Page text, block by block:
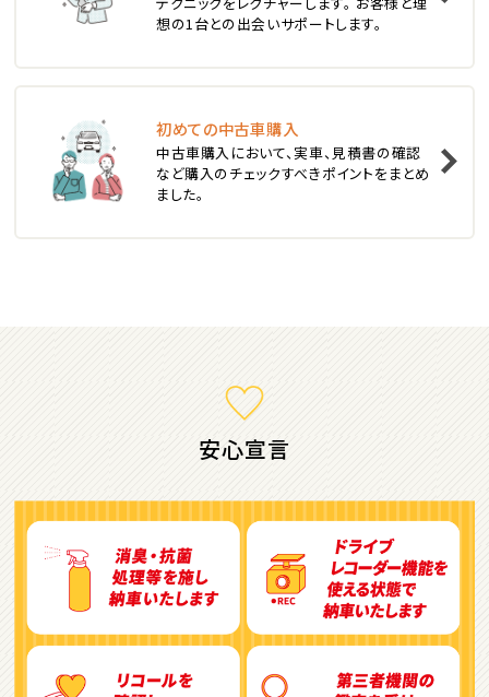
スバル
レガシィツーリングワゴン
3位
トヨタ
カローラフィールダー
2
アルファード
位
トヨタ
ヴォクシー
想の1台との出会いサポートします。
初めての中古車購入
中古車購入において、実車、見積書の確認
など購入のチェックすべきポイントをまとめ
ました。
安心宣言